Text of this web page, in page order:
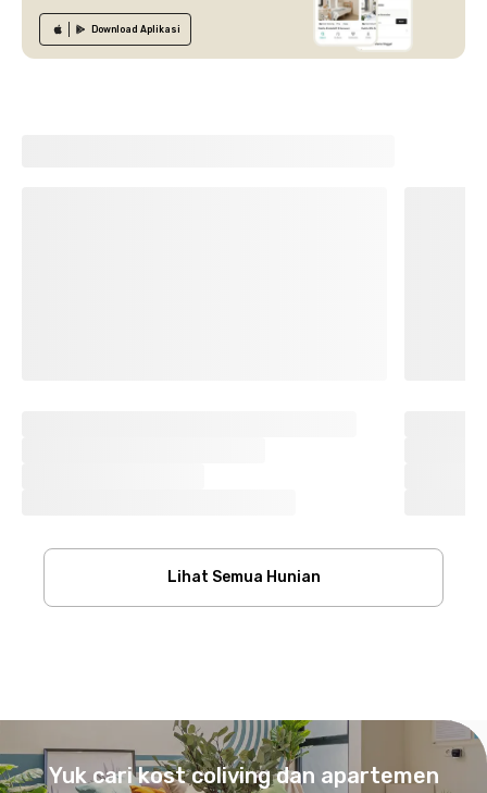
Download Aplikasi
Lihat Semua Hunian
Yuk cari kost coliving dan apartemen